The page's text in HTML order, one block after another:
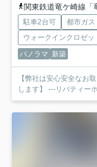
関東鉄道竜ケ崎線「
駐車2台可 都市ガス
ウォークインクロゼッ
パノラマ 新築
【弊社は安心安全なお
します】 ---リバティー